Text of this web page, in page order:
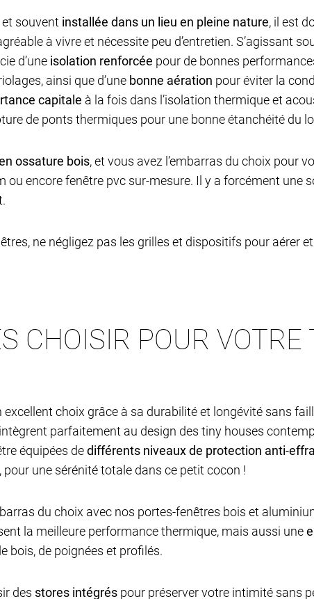
souvent installée dans un lieu en pleine nature, il est
à vivre et nécessite peu d’entretien. S’agissant
d’une isolation renforcée pour de bonnes
ainsi que d’une bonne aération pour éviter la
capitale à la fois dans l’isolation thermique et
de ponts thermiques pour une bonne étanchéité du
ossature bois, et vous avez l’embarras du choix pour
ou encore fenêtre pvc sur-mesure. Il y a forcément une
ne négligez pas les grilles et dispositifs pour aérer
CHOISIR POUR VOTRE
excellent choix grâce à sa durabilité et longévité sans
parfaitement au design des tiny houses
équipées dedifférents niveaux de protection anti-
une sérénité totale dans ce petit cocon !
du choix avec nos portes-fenêtres bois et
la meilleure performance thermique, mais aussi une
bois, de poignées et profilés.
des stores intégréspour préserver votre intimité sans